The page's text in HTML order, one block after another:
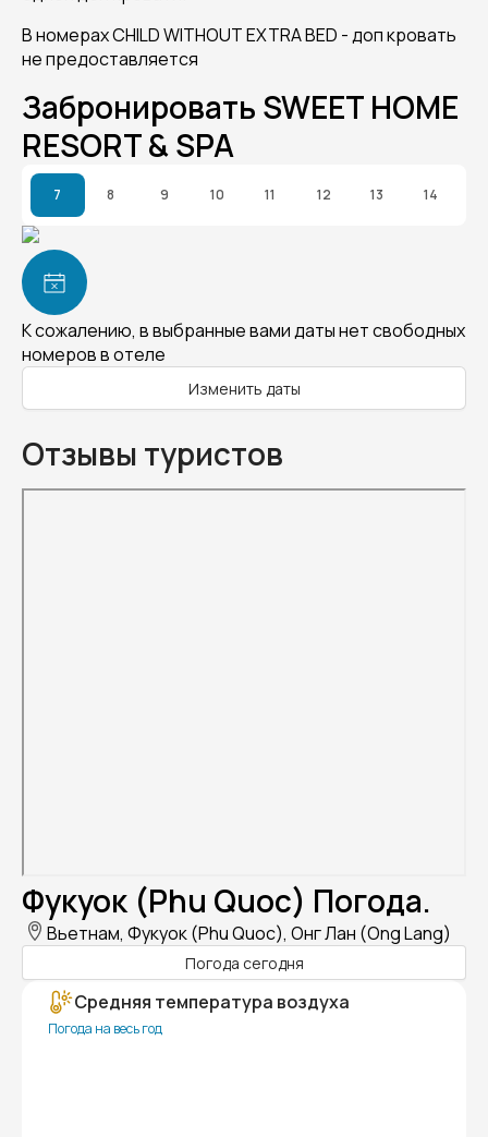
В номерах CHILD WITHOUT EXTRA BED - доп кровать
не предоставляется
Забронировать SWEET HOME
RESORT & SPA
7 8 9 10 11 12 13 14
К сожалению, в выбранные вами даты нет свободных
номеров в отеле
Изменить даты
Отзывы туристов
Фукуок (Phu Quoc) Погода.
Вьетнам, Фукуок (Phu Quoc), Онг Лан (Ong Lang)
Погода сегодня
Средняя температура воздуха
Погода на весь год